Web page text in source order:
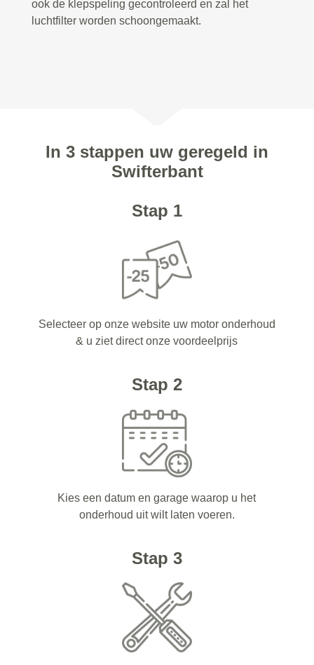
ook de klepspeling gecontroleerd en zal het
luchtfilter worden schoongemaakt.
In 3 stappen uw geregeld in
Swifterbant
Stap 1
Selecteer op onze website uw motor onderhoud
& u ziet direct onze voordeelprijs
Stap 2
Kies een datum en garage waarop u het
onderhoud uit wilt laten voeren.
Stap 3